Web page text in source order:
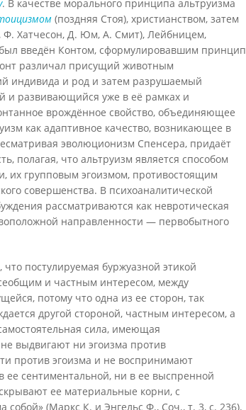
. В качестве морального принципа альтруизма
(поздняя Стоя), христианством, затем
Ф. Хатчесон, Д. Юм, А. Смит), Лейбницем,
введён Контом, сформулировавшим принцип
различал присущий животным
индивида и род и затем разрушаемый
и развивающийся уже в её рамках и
врождённое свойство, объединяющее
как адаптивное качество, возникающее в
эволюционизм Спенсера, придаёт
полагая, что альтруизм является способом
их групповым эгоизмом, противостоящим
совершенства. В психоаналитической
рассматриваются как невротическая
направленности — первобытного
постулируемая буржуазной этикой
и частным интересом, между
потому что одна из ее сторон, так
другой стороной, частным интересом, а
сила, имеющая
выдвигают ни эгоизма против
против эгоизма и не воспринимают
ее сентиментальной, ни в ее выспренной
ее материальные корни, с
собой» (Маркс К. и Энгельс Ф., Соч., т. 3, с. 236).